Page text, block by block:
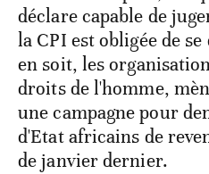
déclare capable de
la CPI est obligée de
en soit, les
droits de l'homme,
une campagne pour
d'Etat africains de
de janvier dernier.